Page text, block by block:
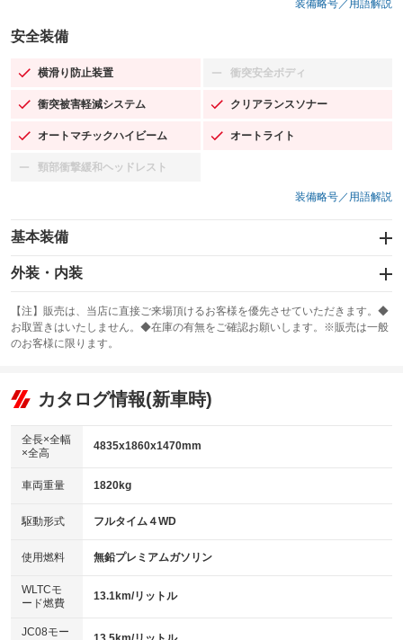
装備略号／用語解説
安全装備
横滑り防止装置
：装備あり 衝突安全ボディ
：装備なし
衝突被害軽減システム
：装備あり クリアランスソナー
：装備あり
オートマチックハイビーム
：装備あり オートライト
：装備あり
頸部衝撃緩和ヘッドレスト
：装備なし
装備略号／用語解説
基本装備
エアバッグ：運転席/助手席/サイド
：装備あり
：装備なし
サンルーフ
：装備なし ABS
リフトアップ
：装備なし
：装備なし
パワーウィンドウ
アイドリングストップ
：装備あり
USB入力端子
：装備あり
100V電源
：装備なし
センターデフロック
：装備なし
外装・内装
カーナビ：メモリーナビ他
：装備あり
TV
：装備なし
ビジュアル
：装備なし
：装備あり
革シート
キーレス
HID(キセノンライト)
：装備なし
バックカメラ
：装備あり
エアロ
：装備なし
：装備なし
【注】販売は、当店に直接ご来場頂けるお客様を優先させていただきます。◆
お取置きはいたしません。◆在庫の有無をご確認お願いします。※販売は一般
のお客様に限ります。
カタログ情報(新車時)
全長×全幅
×全高
4835x1860x1470mm
車両重量 1820kg
駆動形式 フルタイム４WD
使用燃料 無鉛プレミアムガソリン
WLTCモ
ード燃費
13.1km/リットル
JC08モー